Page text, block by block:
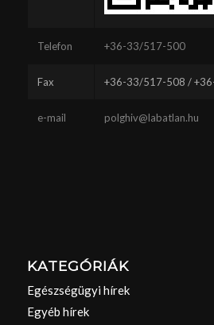
Telefon +36-33/517-500
Fax +36-33/517-508 /
e-mail polghiv@labatlan.hu
KATEGÓRIÁK
Egészségügyi hírek
Egyéb hírek